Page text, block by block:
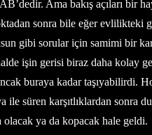
Ama bakış açıları bir
sonra bile eğer evlilikteki
gibi sorular için samimi bir
işin gerisi biraz daha kolay
buraya kadar taşıyabilirdi.
ile süren karşıtlıklardan sonra
olacak ya da kopacak hale geldi.